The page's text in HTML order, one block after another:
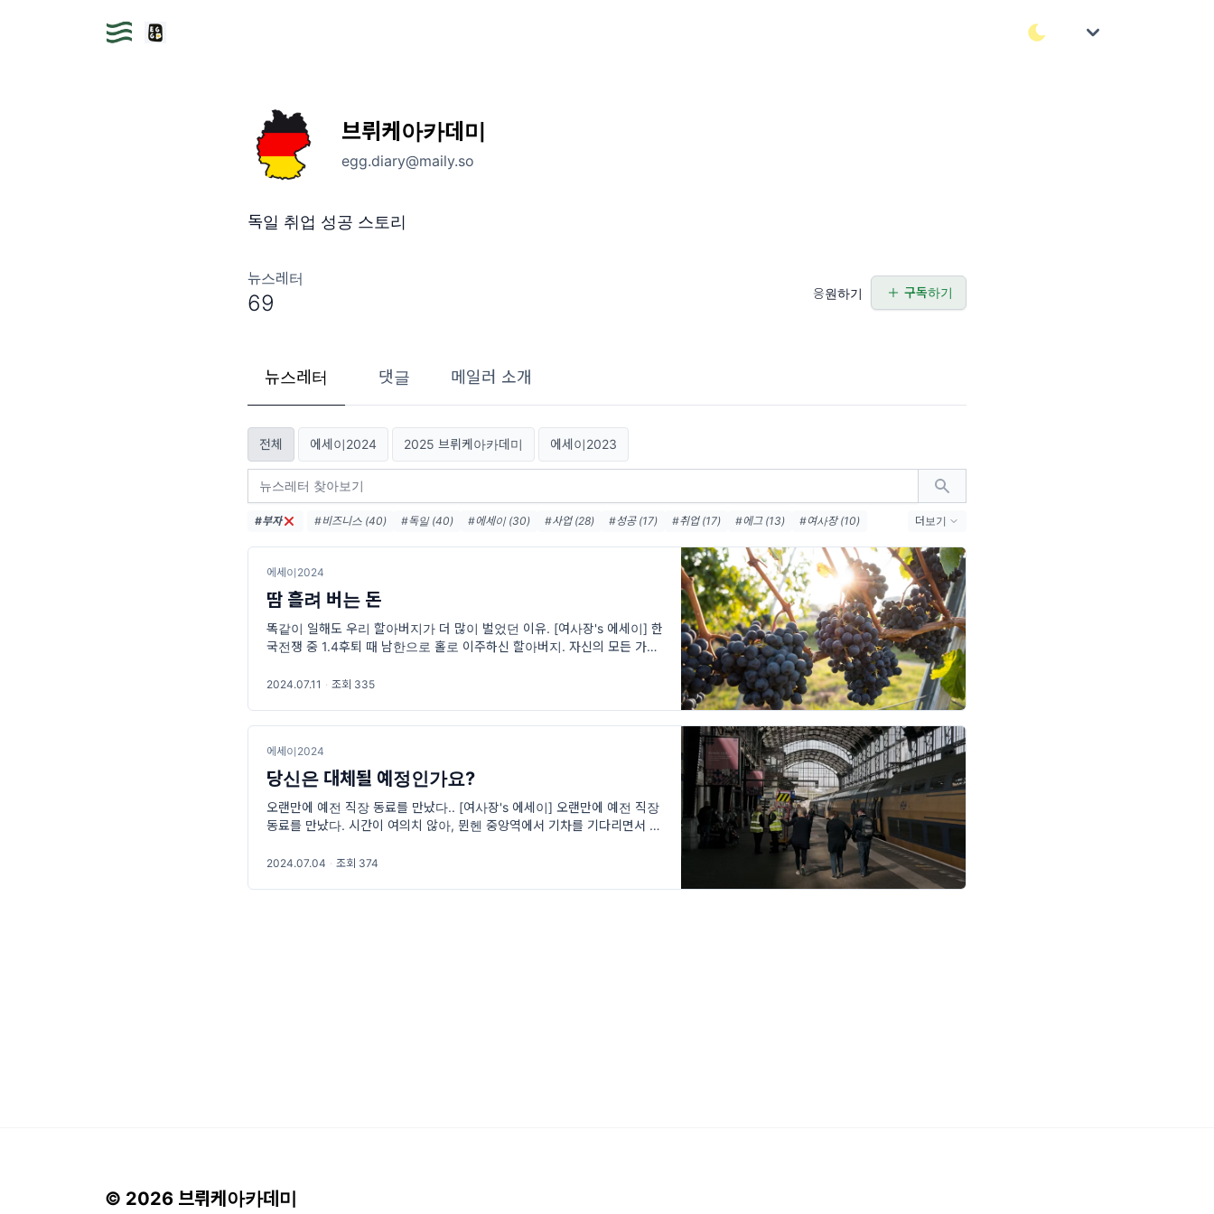
브뤼케아카데미
egg.diary@maily.so
독일 취업 성공 스토리
뉴스레터
69 응원하기 구독하기
뉴스레터 댓글 메일러 소개
전체 에세이2024 2025 브뤼케아카데미 에세이2023
#부자 #비즈니스 (40) #독일 (40) #에세이 (30) #사업 (28) #성공 (17) #취업 (17) #에그 (13)
#여사장 (10)
더보기
에세이2024
땀 흘려 버는 돈
똑같이 일해도 우리 할아버지가 더 많이 벌었던 이유. [여사장's 에세이] 한
국전쟁 중 1.4후퇴 때 남한으로 홀로 이주하신 할아버지. 자신의 모든 가족
로 낯선
2024.07.11 · 조회 335
에세이2024
당신은 대체될 예정인가요?
오랜만에 예전 직장 동료를 만났다.. [여사장's 에세이] 오랜만에 예전 직장
동료를 만났다. 시간이 여의치 않아, 뮌헨 중앙역에서 기차를 기다리면서 역
2024.07.04 · 조회 374
© 2026 브뤼케아카데미